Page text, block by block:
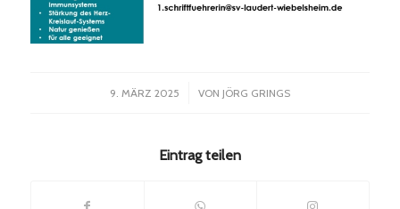
9. MÄRZ 2025
/ VON JÖRG GRINGS
Eintrag teilen